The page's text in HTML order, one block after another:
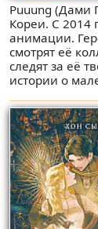
Puuung (Дами
Кореи. С 2014
анимации.
смотрят её
следят за её
истории о